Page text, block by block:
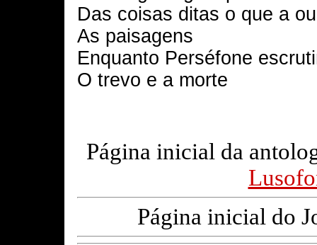
Das coisas ditas o que a
As paisagens
Enquanto Perséfone
O trevo e a morte
Página inicial da
Página inicial do